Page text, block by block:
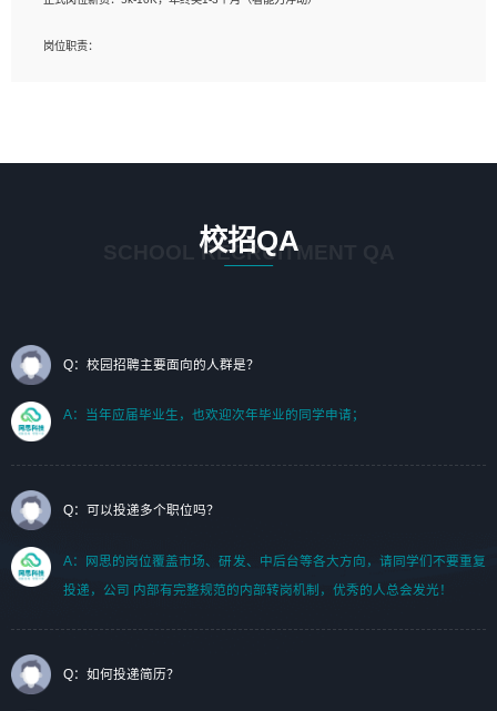
1、艺术设计类相关专业；（其中需求分析顾问不限专业）
岗位职责：
2. 熟悉 前端常用框架, 能独立完成设计给予的 UI 效果;
3. 有良好的代码习惯, 低级错误出现频率低;
7. 了解或熟悉 WebGL 及相关框架优先。
（岗位人员专职于行业应用解决方案、项目申报方案、投标方案的策划编写）
校招QA
SCHOOL RECRUITMENT QA
Q：校园招聘主要面向的人群是？
A：当年应届毕业生，也欢迎次年毕业的同学申请；
Q：可以投递多个职位吗？
A：网思的岗位覆盖市场、研发、中后台等各大方向，请同学们不要重复
投递，公司 内部有完整规范的内部转岗机制，优秀的人总会发光！
Q：如何投递简历？